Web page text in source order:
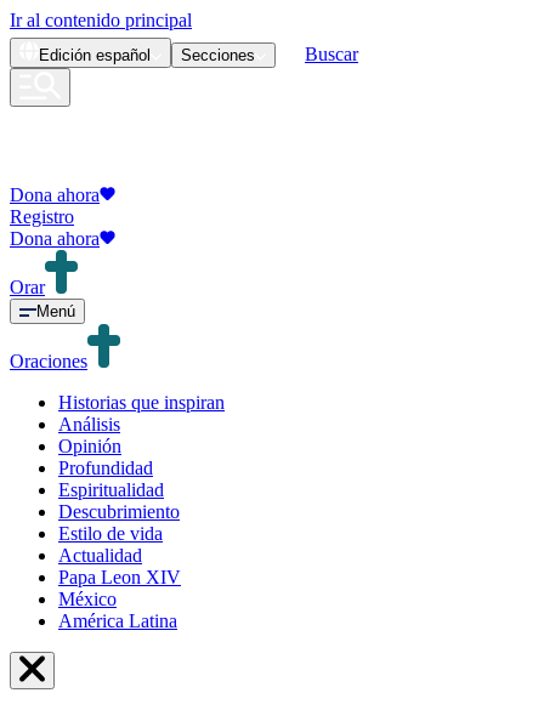
Ir al contenido principal
Edición español Secciones Buscar
Dona ahora
Registro
Dona ahora
Orar
Menú
Oraciones
Historias que inspiran
Análisis
Opinión
Profundidad
Espiritualidad
Descubrimiento
Estilo de vida
Actualidad
Papa Leon XIV
México
América Latina